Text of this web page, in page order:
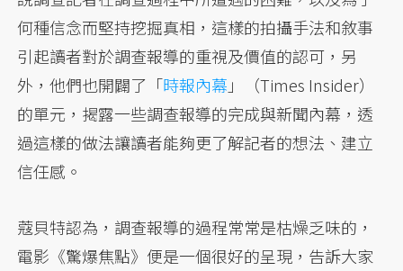
何種信念而堅持挖掘真相，這樣的拍攝手法和敘事
引起讀者對於調查報導的重視及價值的認可，另
外，他們也開闢了「時報內幕 」（Times Insider）
的單元，揭露一些調查報導的完成與新聞內幕，透
過這樣的做法讓讀者能夠更了解記者的想法、建立
信任感。
蔻貝特認為，調查報導的過程常常是枯燥乏味的，
電影《驚爆焦點》便是一個很好的呈現，告訴大家